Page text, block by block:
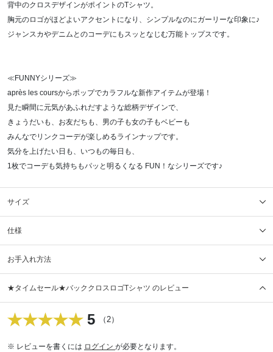
背中のクロスデザインがポイントのTシャツ。
胸元のロゴがほどよいアクセントになり、シンプルなのにガーリーな印象に♪
ジャンスカやデニムとのコーデにもスッとなじむ万能トップスです。
≪FUNNYシリーズ≫
après les coursからポップでカラフルな新作アイテムが登場！
見た瞬間に元気があふれだすような総柄デザインで、
きょうだいも、お友だちも、男の子も女の子もベビーも
みんなでリンクコーデが楽しめるラインナップです。
気分を上げたい日も、いつもの毎日も、
1枚でコーデも気持ちもパッと明るくなる FUN！なシリーズです♪
サイズ
仕様
お手入れ方法
★タイムセール★バッククロスロゴTシャツ のレビュー
5 （2）
※ レビューを書くには ログイン が必要となります。